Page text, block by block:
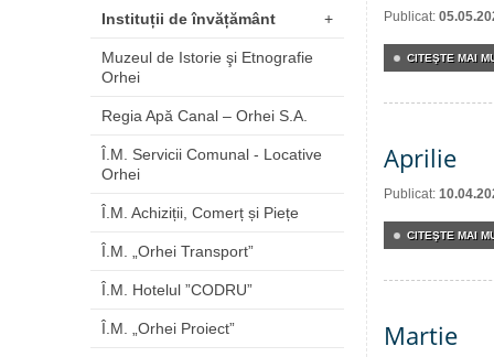
Instituții de învățământ +
Muzeul de Istorie şi Etnografie
Orhei
Regia Apă Canal – Orhei S.A.
Î.M. Servicii Comunal - Locative
Orhei
Î.M. Achiziții, Comerț și Piețe
Î.M. „Orhei Transport”
Î.M. Hotelul ”CODRU”
Î.M. „Orhei Proiect”
Publicat:
CITEŞTE MAI
Aprilie
Publicat:
CITEŞTE MAI
Martie